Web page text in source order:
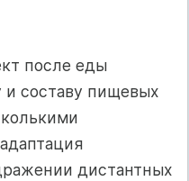
после еды
и составу пищевых
дистантных